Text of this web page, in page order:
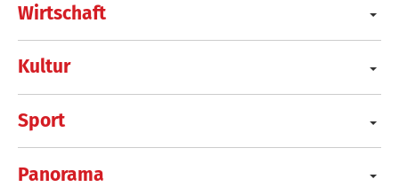
Wirtschaft
Kultur
Sport
Panorama